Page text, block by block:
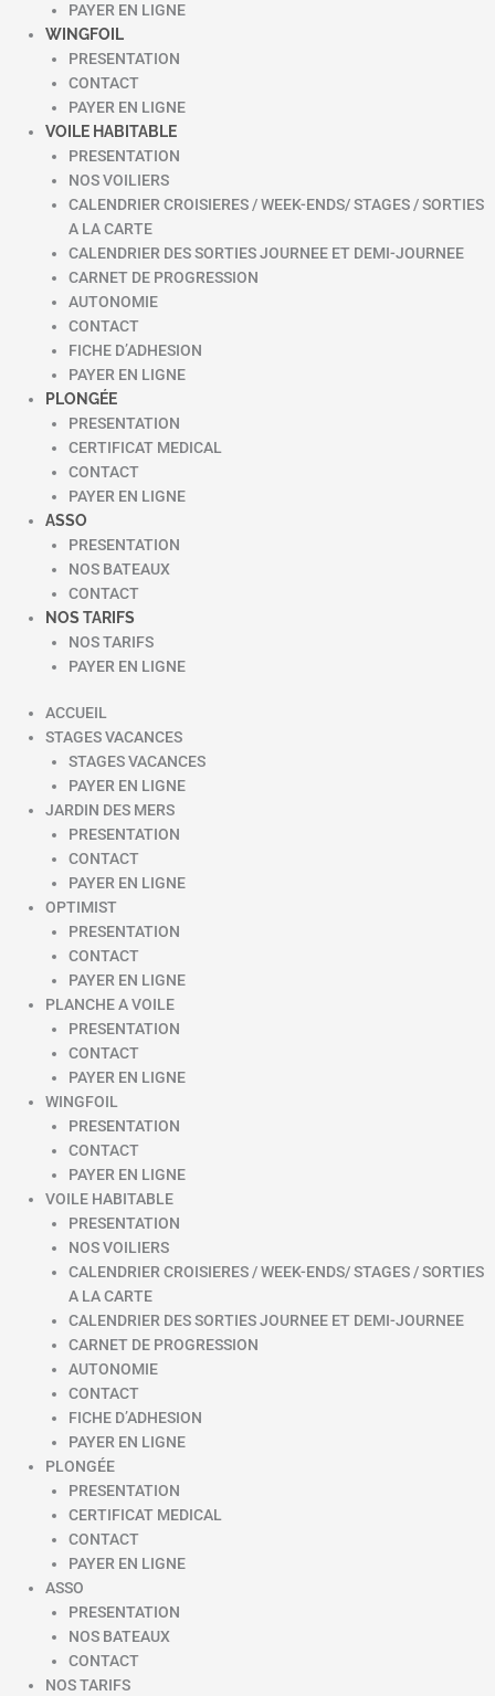
PAYER EN LIGNE
WINGFOIL
PRESENTATION
CONTACT
PAYER EN LIGNE
VOILE HABITABLE
PRESENTATION
NOS VOILIERS
CALENDRIER CROISIERES / WEEK-ENDS/ STAGES / SORTIES
A LA CARTE
CALENDRIER DES SORTIES JOURNEE ET DEMI-JOURNEE
CARNET DE PROGRESSION
AUTONOMIE
CONTACT
FICHE D’ADHESION
PAYER EN LIGNE
PLONGÉE
PRESENTATION
CERTIFICAT MEDICAL
CONTACT
PAYER EN LIGNE
ASSO
PRESENTATION
NOS BATEAUX
CONTACT
NOS TARIFS
NOS TARIFS
PAYER EN LIGNE
ACCUEIL
STAGES VACANCES
STAGES VACANCES
PAYER EN LIGNE
JARDIN DES MERS
PRESENTATION
CONTACT
PAYER EN LIGNE
OPTIMIST
PRESENTATION
CONTACT
PAYER EN LIGNE
PLANCHE A VOILE
PRESENTATION
CONTACT
PAYER EN LIGNE
WINGFOIL
PRESENTATION
CONTACT
PAYER EN LIGNE
VOILE HABITABLE
PRESENTATION
NOS VOILIERS
CALENDRIER CROISIERES / WEEK-ENDS/ STAGES / SORTIES
A LA CARTE
CALENDRIER DES SORTIES JOURNEE ET DEMI-JOURNEE
CARNET DE PROGRESSION
AUTONOMIE
CONTACT
FICHE D’ADHESION
PAYER EN LIGNE
PLONGÉE
PRESENTATION
CERTIFICAT MEDICAL
CONTACT
PAYER EN LIGNE
ASSO
PRESENTATION
NOS BATEAUX
CONTACT
NOS TARIFS